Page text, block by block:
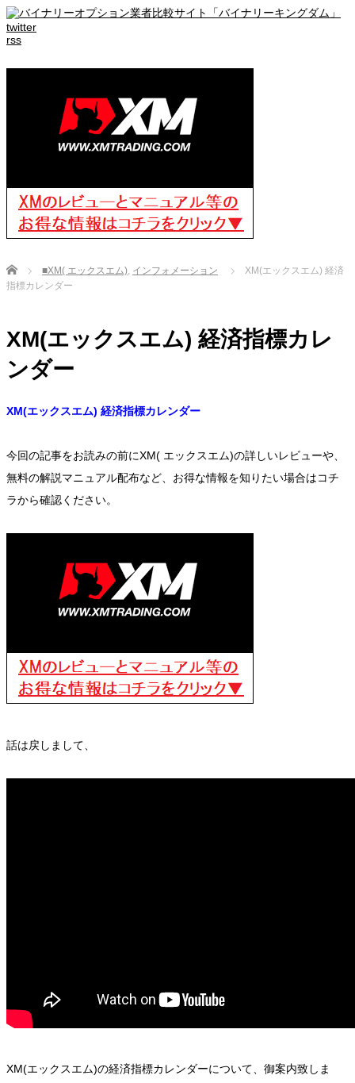
twitter
rss
Home ■XM( エックスエム), インフォメーション
XM(エックスエム) 経済
指標カレンダー
XM(エックスエム) 経済指標カレ
ンダー
XM(エックスエム) 経済指標カレンダー
今回の記事をお読みの前にXM( エックスエム)の詳しいレビューや、
無料の解説マニュアル配布など、お得な情報を知りたい場合はコチ
ラから確認ください。
話は戻しまして、
XM(エックスエム)の経済指標カレンダーについて、御案内致しま